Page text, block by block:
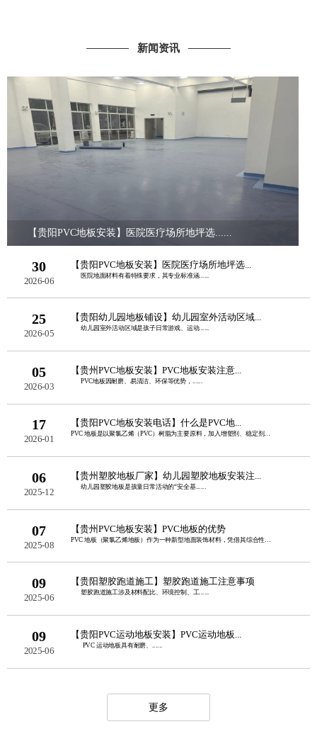
新闻资讯
【贵阳PVC地板安装】医院医疗场所地坪选......
30
2026-06
【贵阳PVC地板安装】医院医疗场所地坪选...
医院地面材料有着特殊要求，其专业标准涵......
25
2026-05
【贵阳幼儿园地板铺设】幼儿园室外活动区域...
幼儿园室外活动区域是孩子日常游戏、运动......
05
2026-03
【贵州PVC地板安装】PVC地板安装注意...
PVC地板因耐磨、易清洁、环保等优势，......
17
2026-01
【贵阳PVC地板安装电话】什么是PVC地...
PVC 地板是以聚氯乙烯（PVC）树脂为主要原料，加入增塑剂、稳定剂、填料等辅料......
06
2025-12
【贵州塑胶地板厂家】幼儿园塑胶地板安装注...
幼儿园塑胶地板是孩童日常活动的“安全基......
07
2025-08
【贵州PVC地板安装】PVC地板的优势
09
2025-06
【贵阳塑胶跑道施工】塑胶跑道施工注意事项
塑胶跑道施工涉及材料配比、环境控制、工......
09
2025-06
【贵阳PVC运动地板安装】PVC运动地板...
PVC 运动地板具有耐磨、......
更多